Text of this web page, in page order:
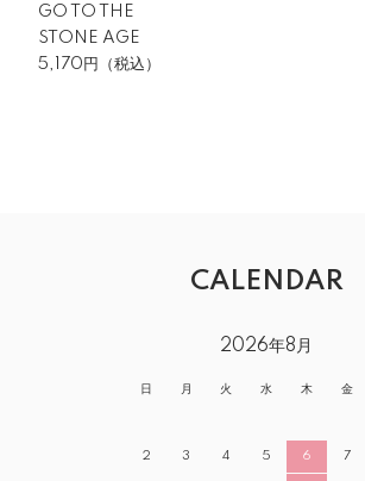
GO TO THE
STONE AGE
5,170円（税込）
CALENDAR
2026年8月
日 月 火 水 木 金
2 3 4 5 6 7